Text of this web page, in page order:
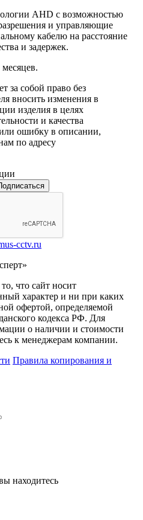
AHD с возможностью
и управляющие
кабелю на расстояние
и задержек.
за собой право без
вносить изменения в
изделия в целях
и качества
ошибку в описании,
по адресу
cctv.ru
что сайт носит
характер и ни при каких
офертой, определяемой
кодекса РФ. Для
о наличии и стоимости
к менеджерам компании.
Правила копирования и
находитесь